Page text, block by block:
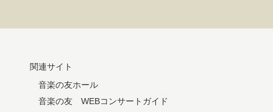
関連サイト
音楽の友ホール
音楽の友 WEBコンサートガイド